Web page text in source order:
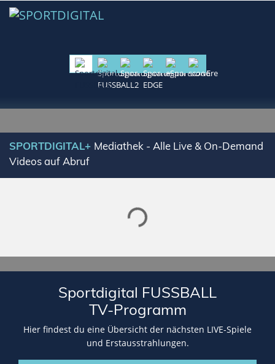
SPORTDIGITAL+ Mediathek - Alle Live & On-Demand
Videos auf Abruf
Lade SPORTDIGITAL+ Mediathek
Sportdigital FUSSBALL
TV-Programm
Hier findest du eine Übersicht der nächsten LIVE-Spiele
und Erstausstrahlungen.